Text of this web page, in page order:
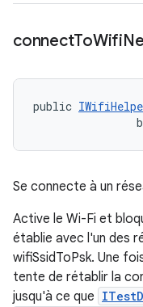
connectToWifi
public
Se connecte à un
Active le Wi-Fi et
établie avec l'un des
wifiSsidToPsk. Une
tente de rétablir la
jusqu'à ce que